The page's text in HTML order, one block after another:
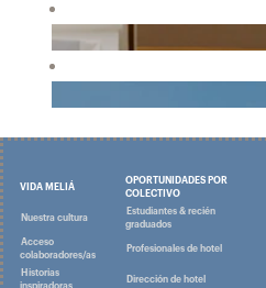
VIDA MELIÁ
OPORTUNIDADES POR
COLECTIVO
Nuestra cultura
Estudiantes & recién
graduados
Acceso
colaboradores/as
Profesionales de hotel
Historias
inspiradoras
Dirección de hotel